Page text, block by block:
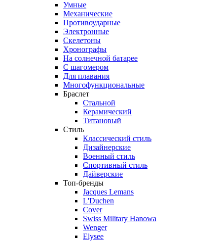
Умные
Механические
Противоударные
Электронные
Скелетоны
Хронографы
На солнечной батарее
С шагомером
Для плавания
Многофункциональные
Браслет
Стальной
Керамический
Титановый
Стиль
Классический стиль
Дизайнерские
Военный стиль
Спортивный стиль
Дайверские
Топ-бренды
Jacques Lemans
L'Duchen
Cover
Swiss Military Hanowa
Wenger
Elysee